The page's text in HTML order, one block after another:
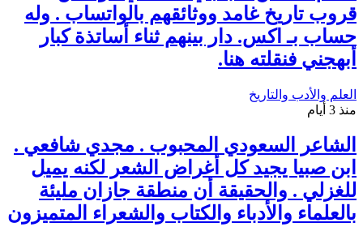
قروب تاريخ غامد ووثائقهم بالواتساب . وله
حساب بـ اكس. دار بينهم ثناء أساتذة كبار
أبهجني فنقلته هنا.
العلم والأدب والتاريخ
منذ 3 أيام
الشاعر السعودي المحبوب . مجدي شافعي .
ابن صبيا يجيد كل أغراض الشعر لكنه يميل
للغزلي . والحقيقة أن منطقة جازان مليئة
بالعلماء والأدباء والكتاب والشعراء المتميزون